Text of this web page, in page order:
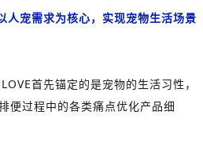
人宠需求为核心，实现宠物生活场景
首先锚定的是宠物的生活习性，
便过程中的各类痛点优化产品细